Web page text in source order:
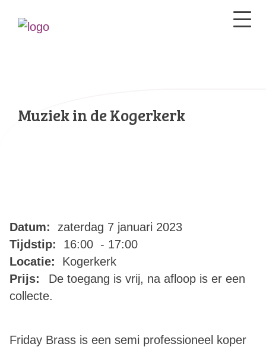
Muziek in de Kogerkerk
Datum:
zaterdag 7 januari 2023
Tijdstip:
16:00 - 17:00
Locatie:
Kogerkerk
Prijs:
De toegang is vrij, na afloop is er een
collecte.
Friday Brass is een semi professioneel koper